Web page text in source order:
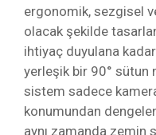
ergonomik, sezgisel
olacak şekilde
ihtiyaç duyulana
yerleşik bir 90° sütun
sistem sadece
konumundan
aynı zamanda zemin